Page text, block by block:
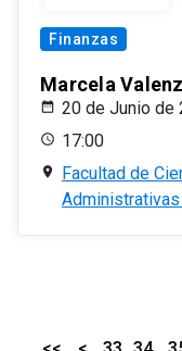
Finanzas
Marcela
20 de Junio de
17:00
Facultad de
Administrativas